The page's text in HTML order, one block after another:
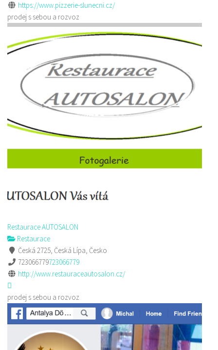
https://www.pizzerie-slunecni.cz/
prodej s sebou a rozvoz
Restaurace AUTOSALON
Restaurace
Česká 2725, Česká Lípa, Česko
723066779723066779
http://www.restauraceautosalon.cz/
prodej s sebou a rozvoz